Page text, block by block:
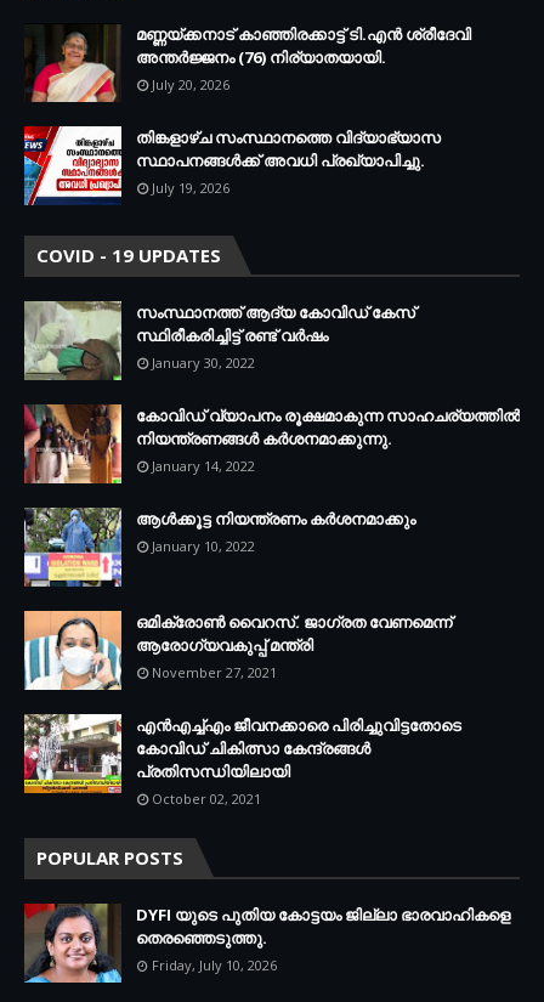
മണ്ണയ്ക്കനാട് കാഞ്ഞിരക്കാട്ട് ടി.എന്‍ ശ്രീദേവി
അന്തര്‍ജ്ജനം (76) നിര്യാതയായി.
July 20, 2026
തിങ്കളാഴ്ച സംസ്ഥാനത്തെ വിദ്യാഭ്യാസ
സ്ഥാപനങ്ങള്‍ക്ക് അവധി പ്രഖ്യാപിച്ചു.
July 19, 2026
COVID - 19 UPDATES
സംസ്ഥാനത്ത് ആദ്യ കോവിഡ് കേസ്
സ്ഥിരീകരിച്ചിട്ട് രണ്ട് വര്‍ഷം
January 30, 2022
കോവിഡ് വ്യാപനം രൂക്ഷമാകുന്ന സാഹചര്യത്തില്‍
നിയന്ത്രണങ്ങള്‍ കര്‍ശനമാക്കുന്നു.
January 14, 2022
ആള്‍ക്കൂട്ട നിയന്ത്രണം കര്‍ശനമാക്കും
January 10, 2022
ഒമിക്രോണ്‍ വൈറസ്. ജാഗ്രത വേണമെന്ന്
ആരോഗ്യവകുപ്പ് മന്ത്രി
November 27, 2021
എന്‍എച്ച്എം ജീവനക്കാരെ പിരിച്ചുവിട്ടതോടെ
കോവിഡ് ചികിത്സാ കേന്ദ്രങ്ങള്‍
പ്രതിസന്ധിയിലായി
October 02, 2021
POPULAR POSTS
DYFI യുടെ പുതിയ കോട്ടയം ജില്ലാ ഭാരവാഹികളെ
തെരഞ്ഞെടുത്തു.
Friday, July 10, 2026